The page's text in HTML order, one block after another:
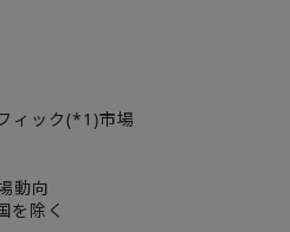
ィック(*1)市場
動向
を除く